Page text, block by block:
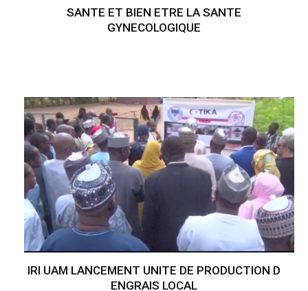
SANTE ET BIEN ETRE LA SANTE
GYNECOLOGIQUE
IRI UAM LANCEMENT UNITE DE PRODUCTION D
ENGRAIS LOCAL